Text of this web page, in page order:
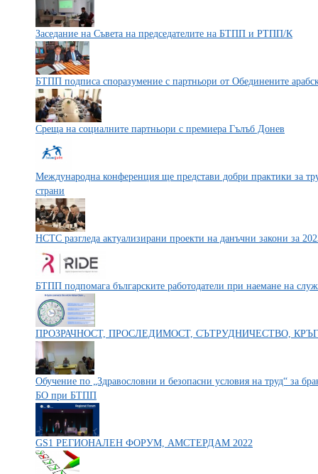
Заседание на Съвета на председателите на БТПП и РТПП/К
БТПП подписа споразумение с партньори от Обединените
Среща на социалните партньори с премиера Гълъб Донев
Международна конференция ще представи добри практики за
страни
НСТС разгледа актуализирани проекти на данъчни закони за
БТПП подпомага българските работодатели при наемане на
ПРОЗРАЧНОСТ, ПРОСЛЕДИМОСТ, СЪТРУДНИЧЕСТВО,
Обучение по „Здравословни и безопасни условия на труд“ за
БО при БТПП
GS1 РЕГИОНАЛЕН ФОРУМ, АМСТЕРДАМ 2022